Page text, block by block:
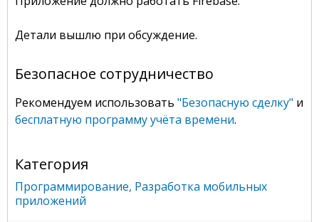
Детали вышлю при обсуждение.
Безопасное сотрудничество
Рекомендуем использовать "Безопасную сделку" и
бесплатную программу учёта времени.
Категория
Программирование, Разработка мобильных
приложений